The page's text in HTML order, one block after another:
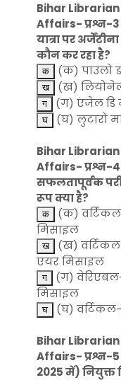
Bihar
Affairs- प्रश्न-
यात्रा पर
कौन कर रहा है?
(क) पाउलो
(ख)
(ग) एंजेल डि
(घ) लुटारो
Bihar
Affairs- प्रश्न-4
सफलतापूर्वक
रूप क्या है?
(क)
मिसाइल
(ख)
एयर मिसाइल
(ग)
मिसाइल
(घ)
Bihar
Affairs- प्रश्न-5
2025 में) नियुक्त